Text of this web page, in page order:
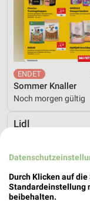
Sommer Knaller
Noch morgen gültig
Lidl
Durch Klicken auf
Standardeinstellung
beibehalten.